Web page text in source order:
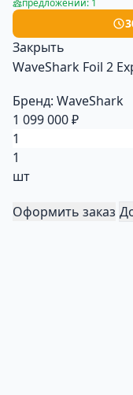
Закрыть
WaveShark Foil 2
Бренд: WaveShark
1 099 000 ₽
1
шт
Оформить заказ